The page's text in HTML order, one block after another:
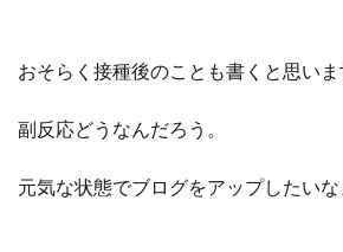
おそらく接種後のことも書くと思いま
副反応どうなんだろう。
元気な状態でブログをアップしたいな